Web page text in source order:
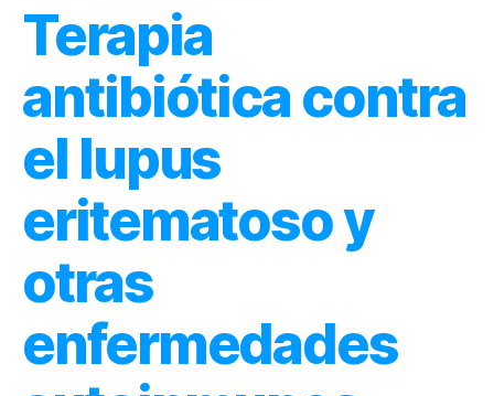
Nutricional
y
Nutrición
Terapia
antibiótica contra
el lupus
eritematoso y
otras
enfermedades